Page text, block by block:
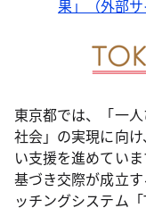
果」（外部サ
東京都では、「一
社会」の実現に向
い支援を進めてい
基づき交際が成立
ッチングシステム